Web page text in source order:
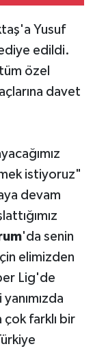
Yusuf
edildi.
özel
davet
istiyoruz"
devam
'da senin
elimizden
Lig'de
farklı bir